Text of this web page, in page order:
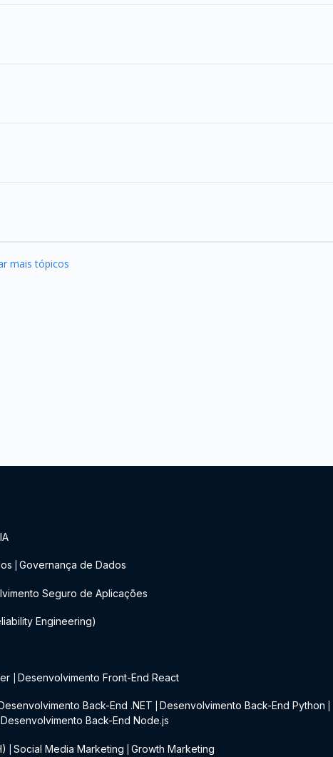
mais tópicos
Governança de Dados
Seguro de Aplicações
Engineering)
Desenvolvimento Front-End React
Back-End .NET Desenvolvimento Back-End Python
Desenvolvimento Back-End Node.js
Social Media Marketing Growth Marketing